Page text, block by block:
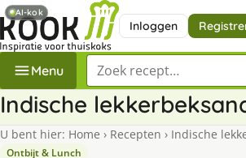
Inloggen
Menu Zoek een recept
Indische
U bent hier: Home › Recepten › Indische
Ontbijt & Lunch
AI-kok